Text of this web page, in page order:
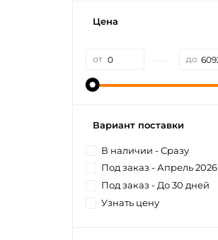
Цена
от до
Вариант поставки
В наличии - Сразу
Под заказ - Апрель 2026
Под заказ - До 30 дней
Узнать цену